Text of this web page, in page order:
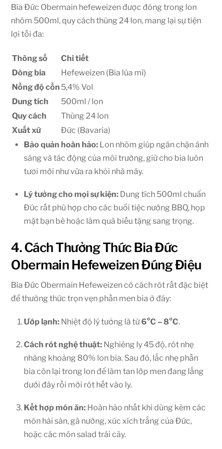
Bia Đức Obermain hefeweizen được đóng trong lon
nhôm 500ml, quy cách thùng 24 lon, mang lại sự tiện
lợi tối đa:
Thông số
Chi tiết
Dòng bia
Hefeweizen (Bia lúa mì)
Nồng độ cồn 5,4% Vol
Dung tích
500ml / lon
Quy cách
Thùng 24 lon
Xuất xứ
Đức (Bavaria)
Bảo quản hoàn hảo: Lon nhôm giúp ngăn chặn ánh
sáng và tác động của môi trường, giữ cho bia luôn
tươi mới như vừa ra khỏi nhà máy.
Lý tưởng cho mọi sự kiện: Dung tích 500ml chuẩn
Đức rất phù hợp cho các buổi tiệc nướng BBQ, họp
mặt bạn bè hoặc làm quà biếu tặng sang trọng.
4. Cách Thưởng Thức Bia Đức
Obermain Hefeweizen Đúng Điệu
Bia Đức Obermain Hefeweizen có cách rót rất đặc biệt
để thưởng thức trọn vẹn phần men bia ở đáy:
Ướp lạnh: Nhiệt độ lý tưởng là từ6°C – 8°C.
Cách rót nghệ thuật: Nghiêng ly 45 độ, rót nhẹ
nhàng khoảng 80% lon bia. Sau đó, lắc nhẹ phần
bia còn lại trong lon để làm tan lớp men đang lắng
dưới đáy rồi mới rót hết vào ly.
Kết hợp món ăn: Hoàn hảo nhất khi dùng kèm các
món hải sản, gà nướng, xúc xích trắng của Đức,
hoặc các món salad trái cây.